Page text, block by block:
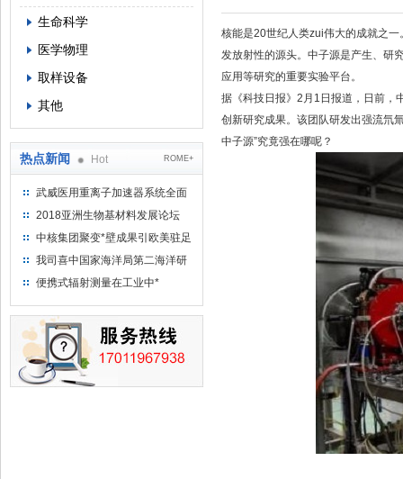
生命科学
医学物理
取样设备
其他
热点新闻 Hot ROME+
武威医用重离子加速器系统全面
完成检测报告 临床试验正式启动
2018亚洲生物基材料发展论坛
中核集团聚变*壁成果引欧美驻足
“人造太阳”指日可待
我司喜中国家海洋局第二海洋研
究所采购低本底液体闪烁计数器
便携式辐射测量在工业中*
核能是20世纪人类zui伟大的成就之
发放射性的源头。中子源是产生、研
应用等研究的重要实验平台。
据《科技日报》2月1日报道，日前，
创新研究成果。该团队研发出强流氘
中子源”究竟强在哪呢？